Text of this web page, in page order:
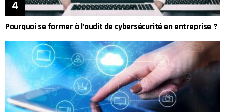
Pourquoi se former à l’audit de cybersécurité en entreprise ?